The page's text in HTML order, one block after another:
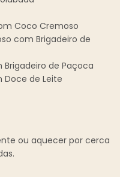
Coco Cremoso
com Brigadeiro de
de Paçoca
Doce de Leite
ou aquecer por cerca